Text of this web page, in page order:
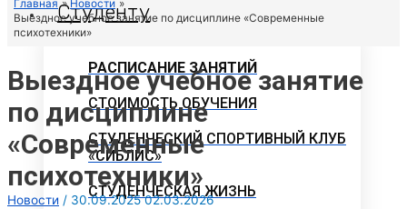
Студенту
РАСПИСАНИЕ ЗАНЯТИЙ
СТОИМОСТЬ ОБУЧЕНИЯ
СТУДЕНЧЕСКИЙ СПОРТИВНЫЙ КЛУБ
«СИБЛИС»
СТУДЕНЧЕСКАЯ ЖИЗНЬ
Главная
Новости
Выездное учебное занятие по дисциплине «Современные
психотехники»
Выездное учебное занятие
по дисциплине
«Современные
психотехники»
Новости / 30.09.202502.03.2026